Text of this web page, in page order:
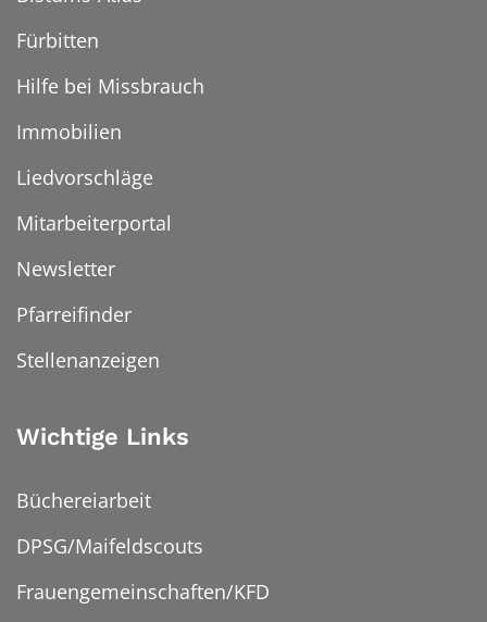
Fürbitten
Hilfe bei Missbrauch
Immobilien
Liedvorschläge
Mitarbeiterportal
Newsletter
Pfarreifinder
Stellenanzeigen
Wichtige Links
Büchereiarbeit
DPSG/Maifeldscouts
Frauengemeinschaften/KFD